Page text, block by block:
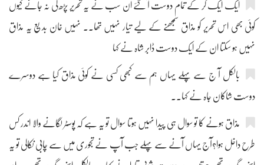
ایک ایک کر کے تمام دوست آ گئے ان سب نے یہ تحریر پڑھ لی نہ جانے کیوں
کوئی بھی اس تحریر کو مذاق سمجھنے کے لیے تیار نہیں تھا۔۔ نہیں خان بدیع یہ مذاق
نہیں ہو سکتا ان کے ایک دوست ڈابر شاہ نے کہا
بالکل آ ج سے پہلے یہاں ہم سے کبھی کسی نے کوئی مذاق کیا ہے دوسرے
دوست شاکان جاہ نے کہا۔۔
مذاق ہونے کا تو سوال ہی پیدا نہیں ہوتا سوال تو یہ ہے کہ پوسٹر لگانے والا اندر کس
طرح داخل ہوا؟آج یہاں آنے سے پہلے جب آپ نے تجوری میں سے چابی نکالی تو یہ